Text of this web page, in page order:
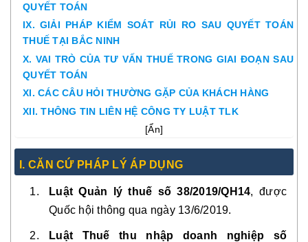
QUYẾT TOÁN
IX. GIẢI PHÁP KIỂM SOÁT RỦI RO SAU QUYẾT TOÁN
THUẾ TẠI BẮC NINH
X. VAI TRÒ CỦA TƯ VẤN THUẾ TRONG GIAI ĐOẠN SAU
QUYẾT TOÁN
XI. CÁC CÂU HỎI THƯỜNG GẶP CỦA KHÁCH HÀNG
XII. THÔNG TIN LIÊN HỆ CÔNG TY LUẬT TLK
[Ẩn]
I. CĂN CỨ PHÁP LÝ ÁP DỤNG
Luật Quản lý thuế số 38/2019/QH14, được
Quốc hội thông qua ngày 13/6/2019.
Luật Thuế thu nhập doanh nghiệp số